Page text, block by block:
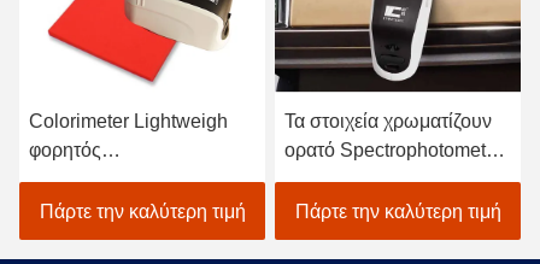
Colorimeter Lightweigh
φορητός
Spectrophotometer
ατομικός ανιχνευτής
χρωμάτων αυτοκινήτων
Πάρτε την καλύτερη τιμή
Τα στοιχεία χρωματίζουν
ορατό Spectrophotometer
για υφαντικό χρωματικής
προσαρμογής στο Μαύρο
Πάρτε την καλύτερη τιμή